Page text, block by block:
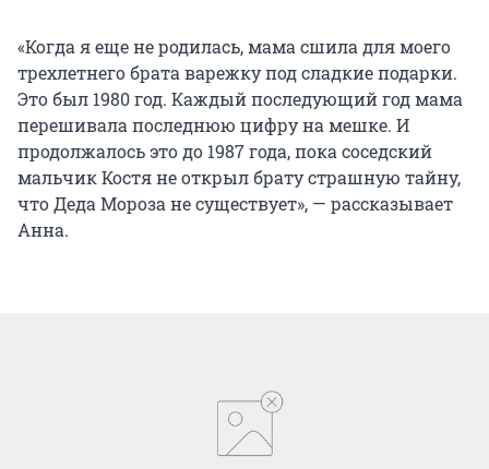
«Когда я еще не родилась, мама сшила для моего
трехлетнего брата варежку под сладкие подарки.
Это был 1980 год. Каждый последующий год мама
перешивала последнюю цифру на мешке. И
продолжалось это до 1987 года, пока соседский
мальчик Костя не открыл брату страшную тайну,
что Деда Мороза не существует», — рассказывает
Анна.